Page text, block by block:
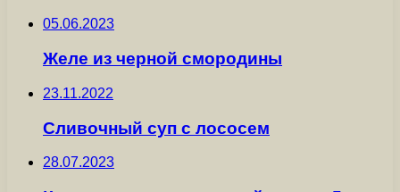
05.06.2023
Желе из черной смородины
23.11.2022
Сливочный суп с лососем
28.07.2023